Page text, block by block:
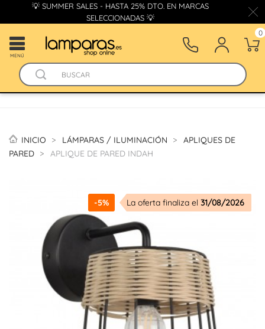
💡 SUMMER SALES - HASTA 25% DTO. EN MARCAS
SELECCIONADAS 💡
MENÚ
0
INICIO LÁMPARAS / ILUMINACIÓN
APLIQUES DE
PARED
APLIQUE DE PARED INDAH
-5% La oferta finaliza el 31/08/2026